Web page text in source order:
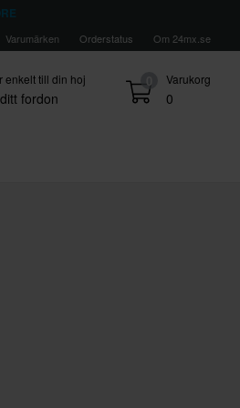
Varumärken Orderstatus Om 24mx.se
0 Varukorg
0
enkelt till din hoj
fordon